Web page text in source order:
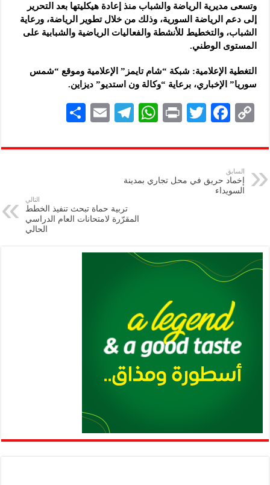
وتسعى مديرية الرياضة والشباب منذ إعادة هيكليتها بعد التحرير
إلى دعم الرياضة السورية، وذلك من خلال تطوير الرياضة، ورعاية
الشباب، والتخطيط للأنشطة والفعاليات الرياضية والشبابية على
المستوى الوطني.
التغطية الإعلامية: شبكة “شام تايمز” الإعلامية وموقع “شمس
سوريا” الإخباري، برعاية “وكالة ون استديو” ديزاين.
C
p
y
Li
F
eb
k
T
tt
P
nt
W
at
A
p
p
Te
gr
E
ai
ar
السابق
إخماد حريق في محل تجاري بمدينة
السويداء
التالي
تربية حماة تبحث تنفيذ الخطط
المقرّرة لامتحانات العام الدراسي
الحالي